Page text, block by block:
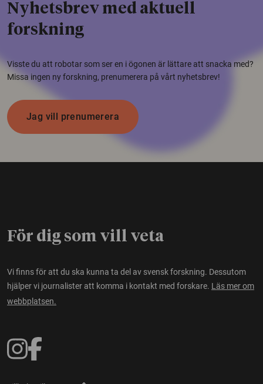
Nyhetsbrev med aktuell
forskning
Visste du att robotar som ser en i ögonen är lättare att snacka med?
Missa ingen ny forskning, prenumerera på vårt nyhetsbrev!
Jag vill prenumerera
För dig som vill veta
Vi finns för att du ska kunna ta del av svensk forskning. Dessutom
hjälper vi journalister att komma i kontakt med forskare. Läs mer om
webbplatsen.